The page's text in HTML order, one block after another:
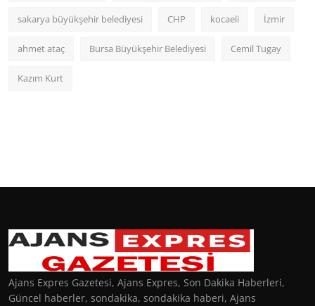
sakarya büyükşehir belediyesi CHP kocaeli İzmir
ahmet ataç Bursa Büyükşehir Belediyesi Cemil Tugay
Kazım Kurt
Ajans Expres Gazetesi, Ajans Expres, Son Dakika Haberleri,
Güncel haberler, sondakika, sondakika haberi, Ajans